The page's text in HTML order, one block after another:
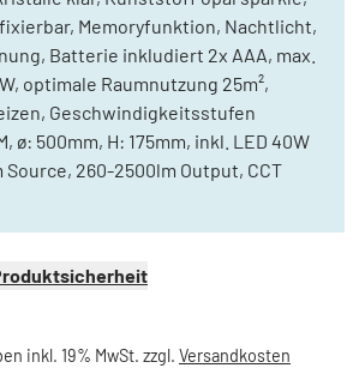
Memoryfunktion, Nachtlicht,
Batterie inkludiert 2x AAA, max.
optimale Raumnutzung 25m²,
Geschwindigkeitsstufen
ø: 500mm, H: 175mm, inkl. LED 40W
Source, 260-2500lm Output, CCT
inkl. 19% MwSt. zzgl. Versandkosten